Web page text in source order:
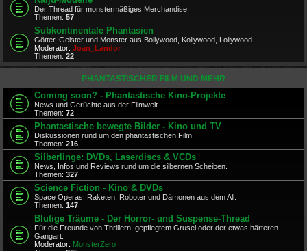
Der Thread für monstermäßiges Merchandise.
Themen: 57
Subkontinentale Phantasien
Götter, Geister und Monster aus Bollywood, Kollywood, Lollywood ...
Moderator: Joan_Landor
Themen: 22
PHANTASTISCHER FILM UND MEHR
Coming soon? - Phantastische Kino-Projekte
News und Gerüchte aus der Filmwelt.
Themen: 72
Phantastische bewegte Bilder - Kino und TV
Diskussionen rund um den phantastischen Film.
Themen: 216
Silberlinge: DVDs, Laserdiscs & VCDs
News, Infos und Reviews rund um die silbernen Scheiben.
Themen: 327
Science Fiction - Kino & DVDs
Space Operas, Raketen, Roboter und Dämonen aus dem All.
Themen: 147
Blutige Träume - Der Horror- und Suspense-Thread
Für die Freunde von Thrillern, gepflegtem Grusel oder der etwas härteren
Gangart.
Moderator: MonsterZero